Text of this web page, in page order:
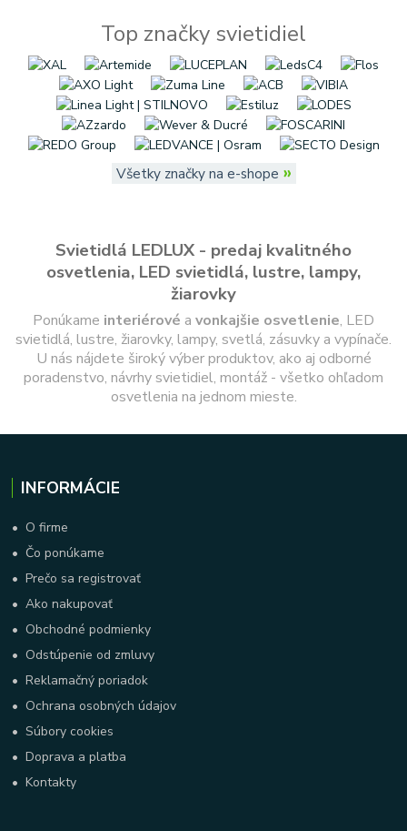
Top značky svietidiel
Všetky značky na e-shope »
Svietidlá LEDLUX - predaj kvalitného
osvetlenia, LED svietidlá, lustre, lampy,
žiarovky
Ponúkame interiérové a vonkajšie osvetlenie, LED
svietidlá, lustre, žiarovky, lampy, svetlá, zásuvky a vypínače.
U nás nájdete široký výber produktov, ako aj odborné
poradenstvo, návrhy svietidiel, montáž - všetko ohľadom
osvetlenia na jednom mieste.
INFORMÁCIE
• O firme
• Čo ponúkame
•Prečo sa registrovať
•Ako nakupovať
• Obchodné podmienky
• Odstúpenie od zmluvy
•Reklamačný poriadok
• Ochrana osobných údajov
•Súbory cookies
•Doprava a platba
•Kontakty